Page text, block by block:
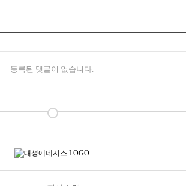
등록된 댓글이 없습니다.